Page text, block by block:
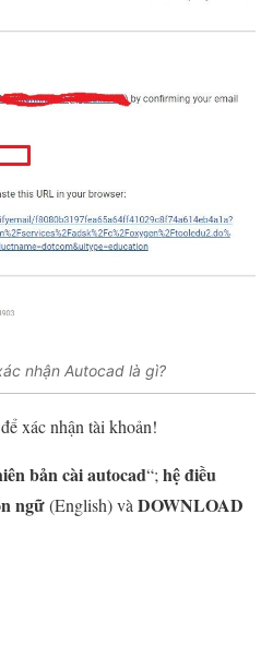
nhận Autocad là gì?
xác nhận tài khoản!
bản cài autocad“; hệ điều
ngữ(English) và DOWNLOAD